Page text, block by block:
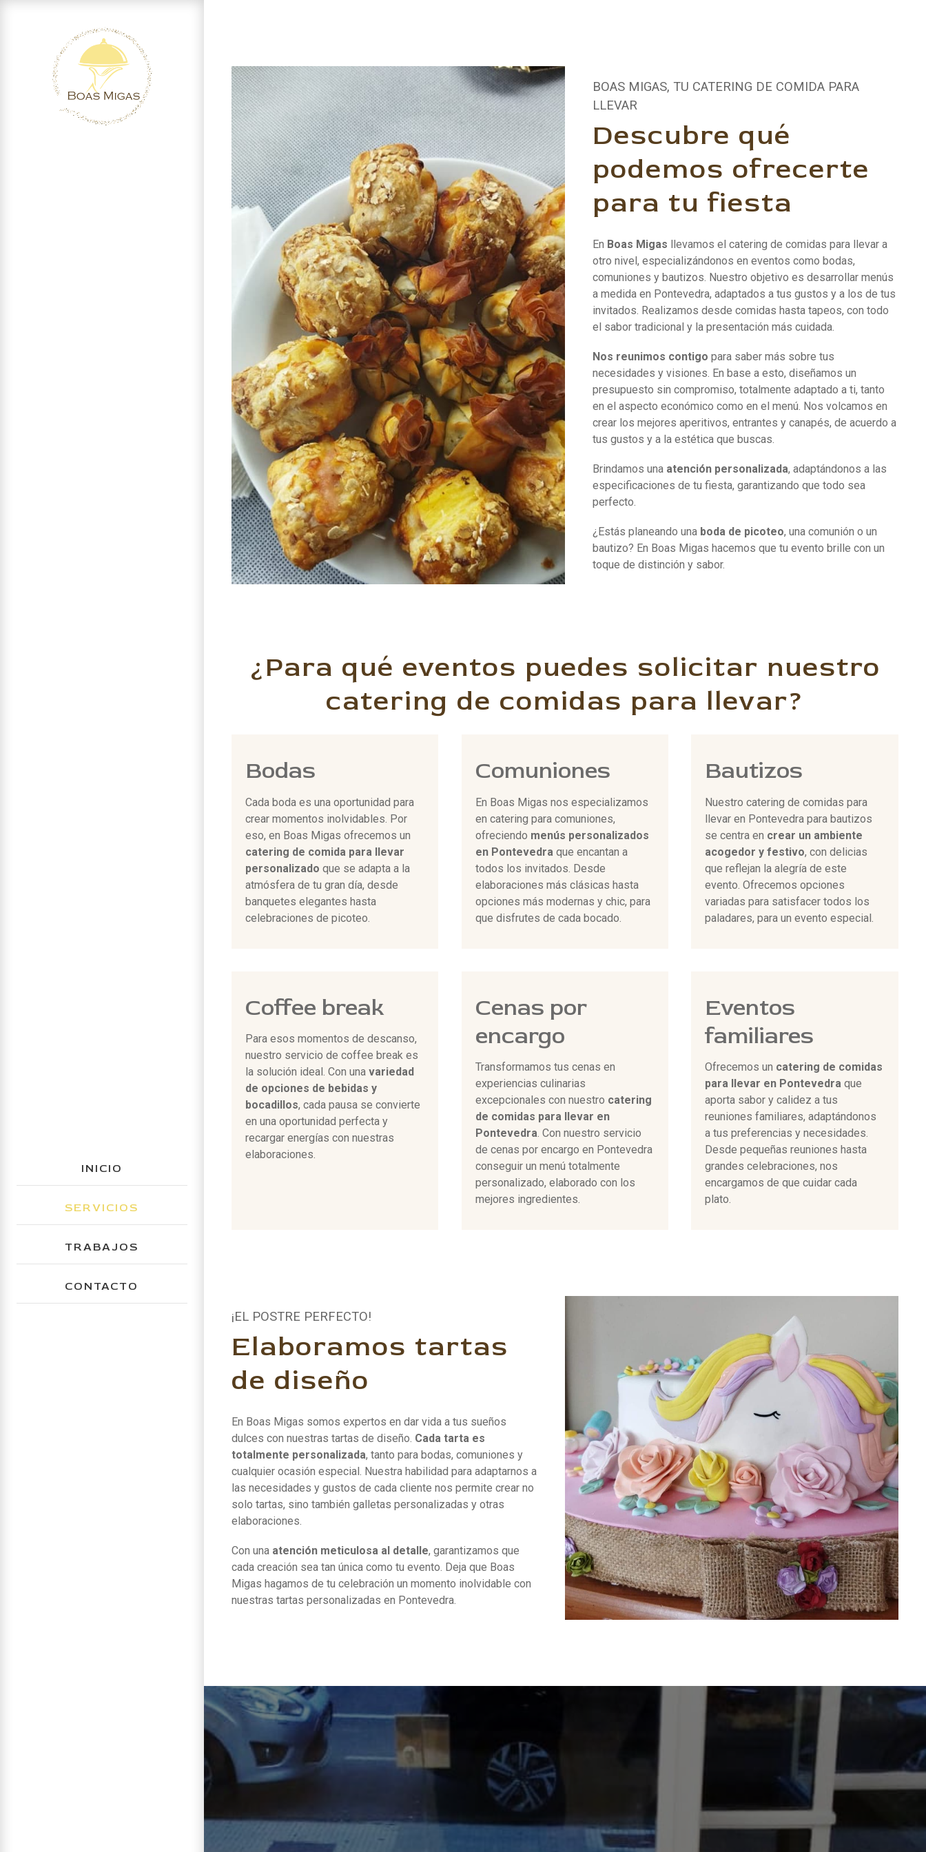
INICIO
SERVICIOS
TRABAJOS
CONTACTO
BOAS MIGAS, TU CATERING DE COMIDA PARA
LLEVAR
Descubre qué
podemos ofrecerte
para tu fiesta
En Boas Migas llevamos el catering de comidas para llevar a
otro nivel, especializándonos en eventos como bodas,
comuniones y bautizos. Nuestro objetivo es desarrollar menús
a medida en Pontevedra, adaptados a tus gustos y a los de tus
invitados. Realizamos desde comidas hasta tapeos, con todo
el sabor tradicional y la presentación más cuidada.
Nos reunimos contigo para saber más sobre tus
necesidades y visiones. En base a esto, diseñamos un
presupuesto sin compromiso, totalmente adaptado a ti, tanto
en el aspecto económico como en el menú. Nos volcamos en
crear los mejores aperitivos, entrantes y canapés, de acuerdo a
tus gustos y a la estética que buscas.
Brindamos una atención personalizada, adaptándonos a las
especificaciones de tu fiesta, garantizando que todo sea
perfecto.
¿Estás planeando una boda de picoteo, una comunión o un
bautizo? En Boas Migas hacemos que tu evento brille con un
toque de distinción y sabor.
¿Para qué eventos puedes solicitar nuestro
catering de comidas para llevar?
Bodas
Cada boda es una oportunidad para
crear momentos inolvidables. Por
eso, en Boas Migas ofrecemos un
catering de comida para llevar
personalizado que se adapta a la
atmósfera de tu gran día, desde
banquetes elegantes hasta
celebraciones de picoteo.
Comuniones
En Boas Migas nos especializamos
en catering para comuniones,
ofreciendo menús personalizados
en Pontevedra que encantan a
todos los invitados. Desde
elaboraciones más clásicas hasta
opciones más modernas y chic, para
que disfrutes de cada bocado.
Bautizos
Nuestro catering de comidas para
llevar en Pontevedra para bautizos
se centra en crear un ambiente
acogedor y festivo, con delicias
que reflejan la alegría de este
evento. Ofrecemos opciones
variadas para satisfacer todos los
paladares, para un evento especial.
Coffee break
Para esos momentos de descanso,
nuestro servicio de coffee break es
la solución ideal. Con una variedad
de opciones de bebidas y
bocadillos, cada pausa se convierte
en una oportunidad perfecta y
recargar energías con nuestras
elaboraciones.
Cenas por
encargo
Transformamos tus cenas en
experiencias culinarias
excepcionales con nuestro catering
de comidas para llevar en
Pontevedra. Con nuestro servicio
de cenas por encargo en Pontevedra
conseguir un menú totalmente
personalizado, elaborado con los
mejores ingredientes.
Eventos
familiares
Ofrecemos un catering de comidas
para llevar en Pontevedra que
aporta sabor y calidez a tus
reuniones familiares, adaptándonos
a tus preferencias y necesidades.
Desde pequeñas reuniones hasta
grandes celebraciones, nos
encargamos de que cuidar cada
plato.
¡EL POSTRE PERFECTO!
Elaboramos tartas
de diseño
En Boas Migas somos expertos en dar vida a tus sueños
dulces con nuestras tartas de diseño. Cada tarta es
totalmente personalizada, tanto para bodas, comuniones y
cualquier ocasión especial. Nuestra habilidad para adaptarnos a
las necesidades y gustos de cada cliente nos permite crear no
solo tartas, sino también galletas personalizadas y otras
elaboraciones.
Con una atención meticulosa al detalle, garantizamos que
cada creación sea tan única como tu evento. Deja que Boas
Migas hagamos de tu celebración un momento inolvidable con
nuestras tartas personalizadas en Pontevedra.